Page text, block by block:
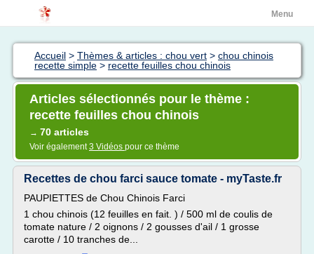
Menu
Accueil > Thèmes & articles : chou vert > chou chinois
recette simple > recette feuilles chou chinois
Articles sélectionnés pour le thème :
recette feuilles chou chinois
→ 70 articles
Voir également3 Vidéos pour ce thème
Recettes de chou farci sauce tomate - myTaste.fr
PAUPIETTES de Chou Chinois Farci
1 chou chinois (12 feuilles en fait. ) / 500 ml de coulis de
tomate nature / 2 oignons / 2 gousses d'ail / 1 grosse
carotte / 10 tranches de...